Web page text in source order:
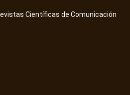
Científicas de Comunicación